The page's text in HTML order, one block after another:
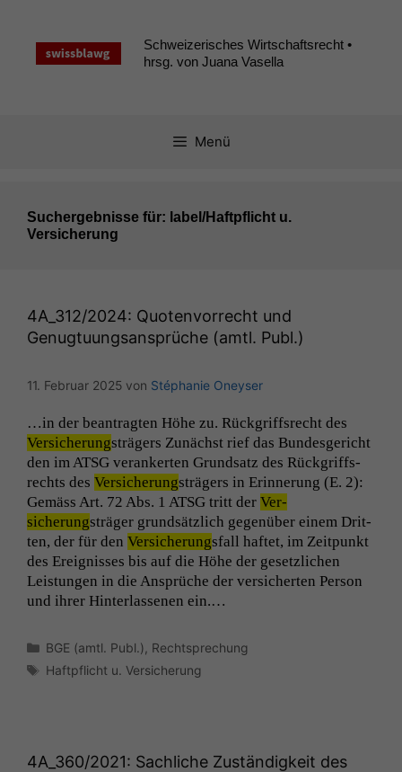
springen
Schweizerisches Wirtschaftsrecht •
hrsg. von Juana Vasella
Menü
Suchergebnisse für: label/Haftpflicht u.
Versicherung
4A_312/2024: Quotenvorrecht und
Genugtuungsansprüche (amtl. Publ.)
11. Februar 2025 von Stéphanie Oneyser
…in der beantragten Höhe zu. Rück­griff­s­recht des
Ver­sicherungsträgers Zunächst rief das Bun­des­gericht
den im ATSG ver­ankerten Grund­satz des Rück­griff­s­
rechts des Ver­sicherungsträgers in Erin­nerung (E. 2):
Gemäss Art. 72 Abs. 1 ATSG tritt der Ver­
sicherungsträger grund­sät­zlich gegenüber einem Drit­
ten, der für den Ver­sicherungsfall haftet, im Zeit­punkt
des Ereigniss­es bis auf die Höhe der geset­zlichen
Leis­tun­gen in die Ansprüche der ver­sicherten Per­son
und ihrer Hin­ter­lasse­nen ein.…
Kategorien
BGE (amtl. Publ.) Rechtsprechung
Schlagwörter
Haftpflicht u. Versicherung
4A_360/2021: Sachliche Zuständigkeit des